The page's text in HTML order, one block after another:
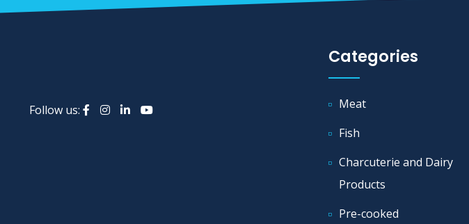
Follow us:
Categories
Meat
Fish
Charcuterie and Dairy
Products
Pre-cooked